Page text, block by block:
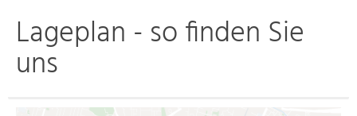
Lageplan - so finden Sie
uns